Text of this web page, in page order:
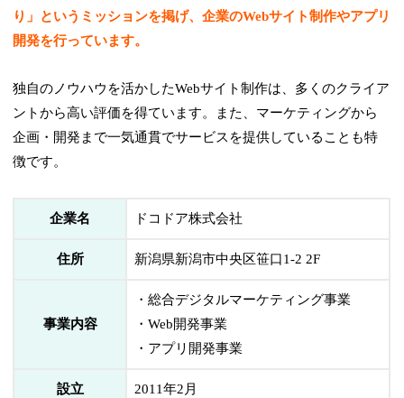
り」というミッションを掲げ、企業のWebサイト制作やアプリ
開発を行っています。
独自のノウハウを活かしたWebサイト制作は、多くのクライア
ントから高い評価を得ています。また、マーケティングから
企画・開発まで一気通貫でサービスを提供していることも特
徴です。
企業名 ドコドア株式会社
住所 新潟県新潟市中央区笹口1-2 2F
事業内容
・総合デジタルマーケティング事業
・Web開発事業
・アプリ開発事業
設立 2011年2月